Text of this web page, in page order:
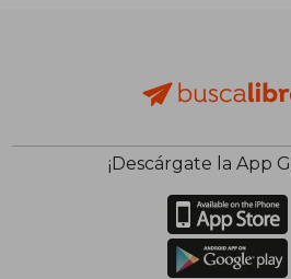
¡Descárgate la App